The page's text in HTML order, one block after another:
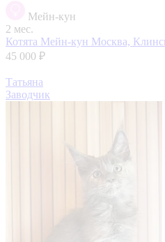
Мейн-кун
2 мес.
Котята Мейн-кун Москва,
45 000 ₽
Татьяна
Заводчик